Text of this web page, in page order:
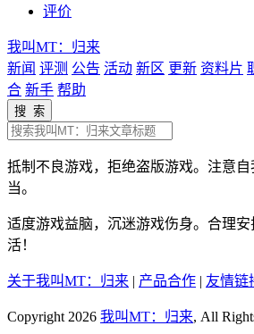
评价
我叫MT：归来
新闻 评测 公告 活动 新区 更新 资料片
合 新手 帮助
搜 索
抵制不良游戏，拒绝盗版游戏。注意
当。
适度游戏益脑，沉迷游戏伤身。合理
活！
关于我叫MT：归来 | 产品合作 | 友情链
Copyright 2026 我叫MT：归来, All